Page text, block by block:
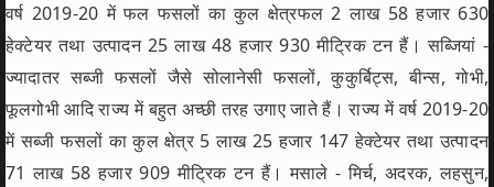
वर्ष 2019-20 में फल फसलों का कुल क्षेत्रफल 2 लाख 58 हजार 630
हेक्टेयर तथा उत्पादन 25 लाख 48 हजार 930 मीट्रिक टन हैं। सब्जियां -
ज्यादातर सब्जी फसलों जैसे सोलानेसी फसलों, कुकुर्बिट्स, बीन्स, गोभी,
फूलगोभी आदि राज्य में बहुत अच्छी तरह उगाए जाते हैं। राज्य में वर्ष 2019-20
में सब्जी फसलों का कुल क्षेत्र 5 लाख 25 हजार 147 हेक्टेयर तथा उत्पादन
71 लाख 58 हजार 909 मीट्रिक टन हैं। मसाले - मिर्च, अदरक, लहसुन,